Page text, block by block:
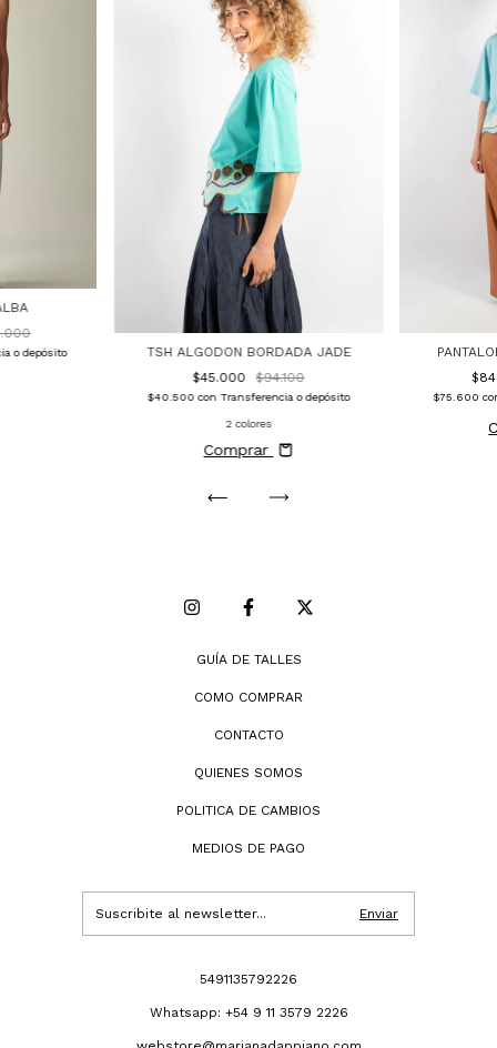
o depósito
TSH ALGODON BORDADA JADE
$45.000
$94.100
$40.500con Transferencia o depósito
2 colores
Comprar
$75.600
GUÍA DE TALLES
COMO COMPRAR
CONTACTO
QUIENES SOMOS
POLITICA DE CAMBIOS
MEDIOS DE PAGO
5491135792226
Whatsapp: +54 9 11 3579 2226